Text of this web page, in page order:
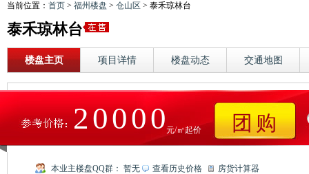
当前位置： 首页 > 福州楼盘 > 仓山区 > 泰禾琼林台
泰禾琼林台
楼盘主页 项目详情 楼盘动态 交通地图
20000元/㎡起价 团购
本业主楼盘QQ群： 暂无 查看历史价格 房货计算器